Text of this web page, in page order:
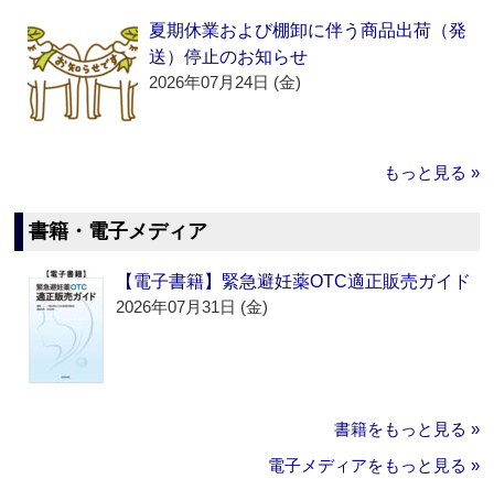
夏期休業および棚卸に伴う商品出荷（発
送）停止のお知らせ
2026年07月24日 (金)
もっと見る »
書籍・電子メディア
【電子書籍】緊急避妊薬OTC適正販売ガイド
2026年07月31日 (金)
書籍をもっと見る »
電子メディアをもっと見る »